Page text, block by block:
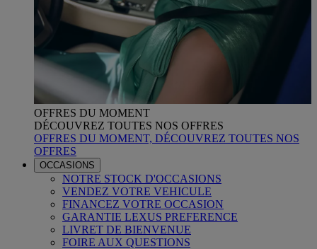
OFFRES DU MOMENT
DÉCOUVREZ TOUTES NOS OFFRES
OFFRES DU MOMENT, DÉCOUVREZ TOUTES NOS
OFFRES
OCCASIONS
NOTRE STOCK D'OCCASIONS
VENDEZ VOTRE VEHICULE
FINANCEZ VOTRE OCCASION
GARANTIE LEXUS PREFERENCE
LIVRET DE BIENVENUE
FOIRE AUX QUESTIONS